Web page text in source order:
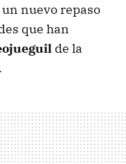
nuevo repaso
que han
de la
.